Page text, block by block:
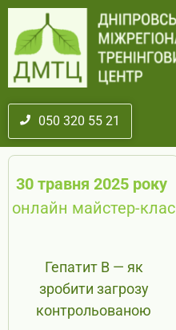
050 320 55 21
30 травня 2025 року
онлайн майстер-клас
Гепатит В — як
зробити загрозу
контрольованою